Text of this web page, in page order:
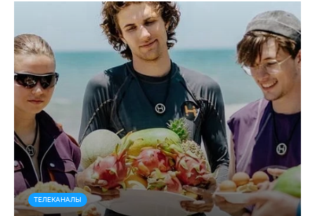
ТЕЛЕКАНАЛЫ